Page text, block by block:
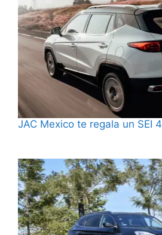
JAC Mexico te regala un SEI 4